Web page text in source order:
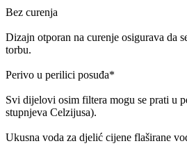
Bez curenja
Dizajn otporan na curenje osigurava da
torbu.
Perivo u perilici posuđa*
Svi dijelovi osim filtera mogu se prati u
stupnjeva Celzijusa).
Ukusna voda za djelić cijene flaširane